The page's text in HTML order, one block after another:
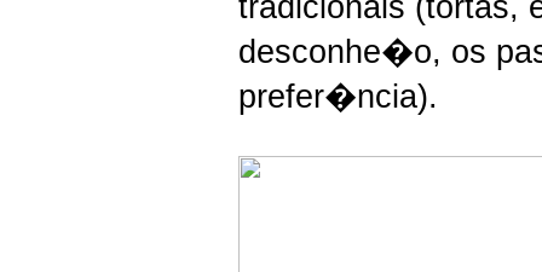
desconhe�o, os
prefer�ncia).